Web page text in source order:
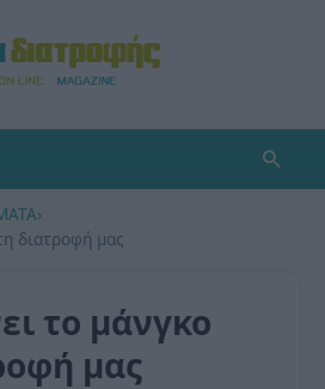
›
διατροφή μας
το μάνγκο
μας